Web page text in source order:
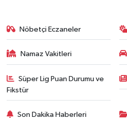
Nöbetçi Eczaneler
Namaz Vakitleri
Süper Lig Puan Durumu ve
Fikstür
Son Dakika Haberleri